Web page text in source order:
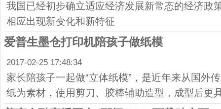
我国已经初步确立适应经济发展新常态的经济政
相应出现新变化和新特征
爱普生墨仓打印机陪孩子做纸模
2017-02-25 17:48:34
家长陪孩子一起做“立体纸模”，是近年来从国外
纸为素材，使用剪刀、胶棒辅助造型，成型后更